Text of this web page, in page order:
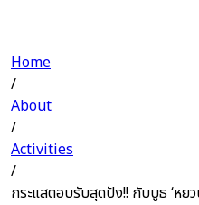
Home
/
About
/
Activities
/
กระแสตอบรับสุดปัง!! กับบูธ ‘ห